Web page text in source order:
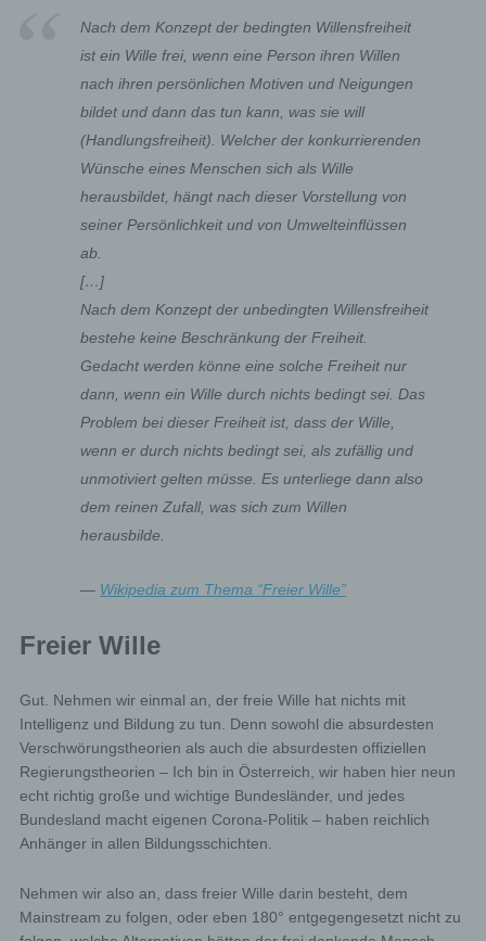
Nach dem Konzept der bedingten Willensfreiheit
ist ein Wille frei, wenn eine Person ihren Willen
nach ihren persönlichen Motiven und Neigungen
bildet und dann das tun kann, was sie will
(Handlungsfreiheit). Welcher der konkurrierenden
Wünsche eines Menschen sich als Wille
herausbildet, hängt nach dieser Vorstellung von
seiner Persönlichkeit und von Umwelteinflüssen
ab.
[…]
Nach dem Konzept der unbedingten Willensfreiheit
bestehe keine Beschränkung der Freiheit.
Gedacht werden könne eine solche Freiheit nur
dann, wenn ein Wille durch nichts bedingt sei. Das
Problem bei dieser Freiheit ist, dass der Wille,
wenn er durch nichts bedingt sei, als zufällig und
unmotiviert gelten müsse. Es unterliege dann also
dem reinen Zufall, was sich zum Willen
herausbilde.
— Wikipedia zum Thema “Freier Wille”
Freier Wille
Gut. Nehmen wir einmal an, der freie Wille hat nichts mit
Intelligenz und Bildung zu tun. Denn sowohl die absurdesten
Verschwörungstheorien als auch die absurdesten offiziellen
Regierungstheorien – Ich bin in Österreich, wir haben hier neun
echt richtig große und wichtige Bundesländer, und jedes
Bundesland macht eigenen Corona-Politik – haben reichlich
Anhänger in allen Bildungsschichten.
Nehmen wir also an, dass freier Wille darin besteht, dem
Mainstream zu folgen, oder eben 180° entgegengesetzt nicht zu